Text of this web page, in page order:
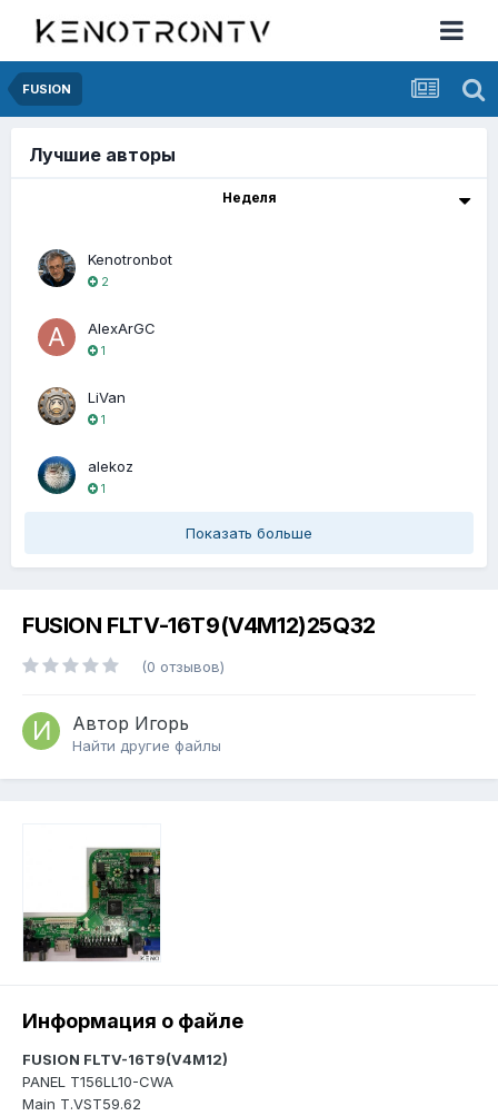
FUSION
Лучшие авторы
Неделя
Kenotronbot
2
AlexArGC
1
LiVan
1
alekoz
1
Показать больше
FUSION FLTV-16T9(V4M12)25Q32
(0 отзывов)
Автор Игорь
Найти другие файлы
Информация о файле
FUSION FLTV-16T9(V4M12)
PANEL T156LL10-CWA
Main T.VST59.62